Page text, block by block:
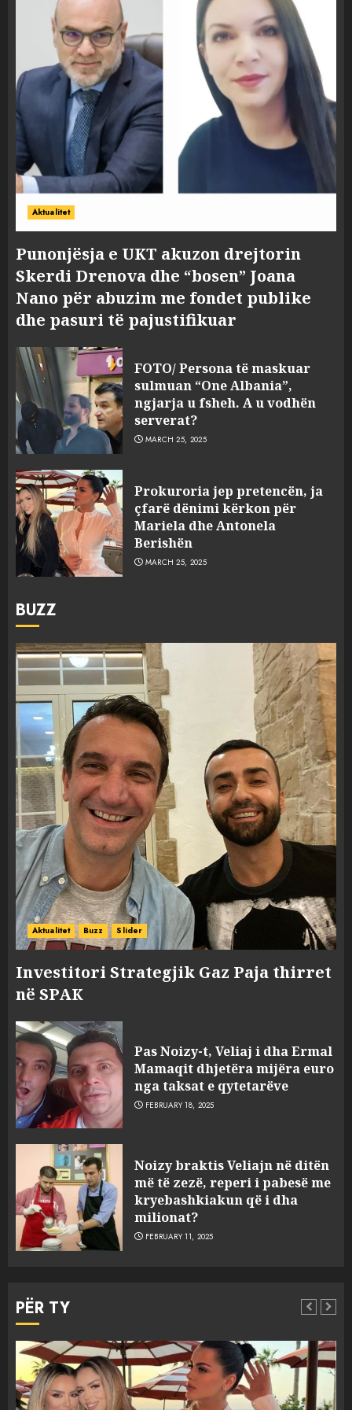
Aktualitet
Punonjësja e UKT akuzon drejtorin
Skerdi Drenova dhe “bosen” Joana
Nano për abuzim me fondet publike
dhe pasuri të pajustifikuar
FOTO/ Persona të maskuar
sulmuan “One Albania”,
ngjarja u fsheh. A u vodhën
serverat?
MARCH 25, 2025
Prokuroria jep pretencën, ja
çfarë dënimi kërkon për
Mariela dhe Antonela
Berishën
MARCH 25, 2025
BUZZ
Aktualitet Buzz Slider
Investitori Strategjik Gaz Paja thirret
në SPAK
Pas Noizy-t, Veliaj i dha Ermal
Mamaqit dhjetëra mijëra euro
nga taksat e qytetarëve
FEBRUARY 18, 2025
Noizy braktis Veliajn në ditën
më të zezë, reperi i pabesë me
kryebashkiakun që i dha
milionat?
FEBRUARY 11, 2025
PËR TY
Aktualitet Slider
3
sulmuan “One Albania”,
ngjarja u fsheh. A u vodhën
serverat?
MARCH 25, 2025
4 MARCH 25, 2025
“Ai që drejtonte makinën më